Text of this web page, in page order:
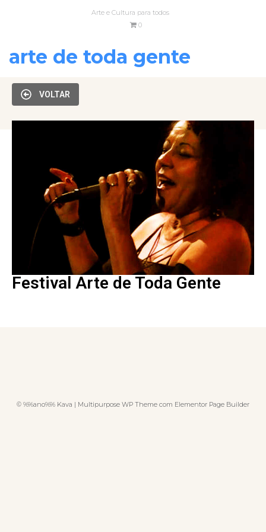
Arte e Cultura para todos
0
arte de toda gente
VOLTAR
Festival Arte de Toda Gente
© %%ano%% Kava | Multipurpose WP Theme com Elementor Page Builder